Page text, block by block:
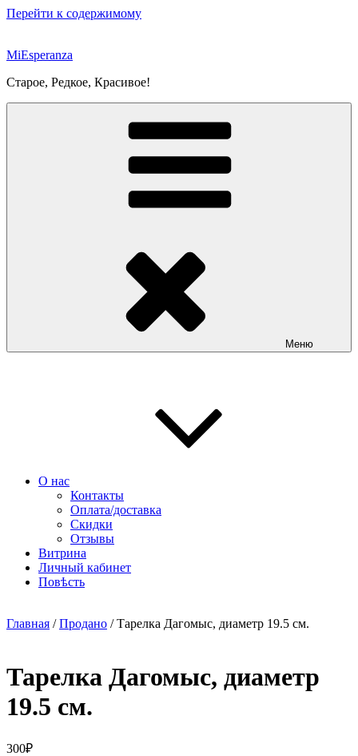
Перейти к содержимому
MiEsperanza
Старое, Редкое, Красивое!
Меню
О нас
Контакты
Оплата/доставка
Скидки
Отзывы
Витрина
Личный кабинет
Повѣсть
Главная /Продано / Тарелка Дагомыс, диаметр 19.5 см.
Тарелка Дагомыс, диаметр
19.5 см.
300₽